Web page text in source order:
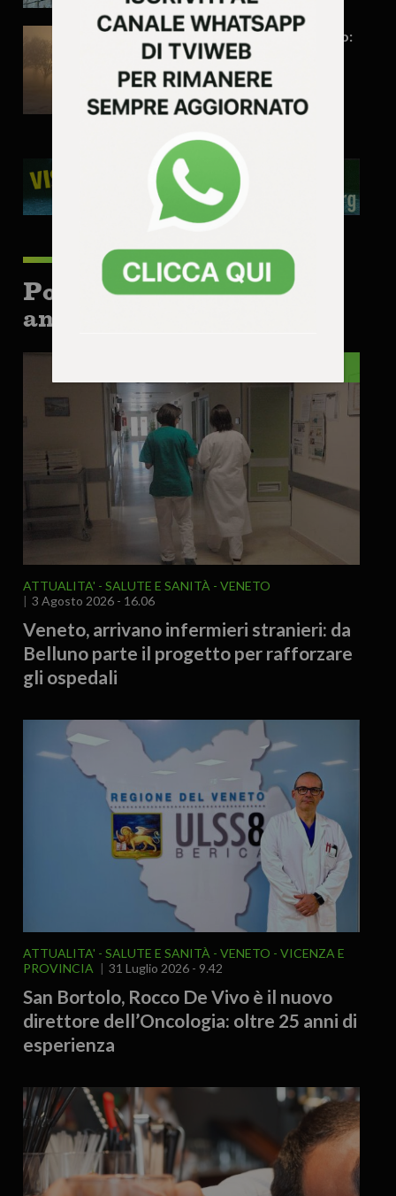
Ondate di calore in Veneto:
stato di attenzione!
Potrebbe interessarti
anche:
ATTUALITA' SALUTE E SANITÀ
VENETO
3 Agosto 2026 - 16.06
Veneto, arrivano infermieri stranieri: da
Belluno parte il progetto per rafforzare
gli ospedali
ATTUALITA' SALUTE E SANITÀ VENETO
VICENZA E
PROVINCIA
31 Luglio 2026 - 9.42
San Bortolo, Rocco De Vivo è il nuovo
direttore dell’Oncologia: oltre 25 anni di
esperienza